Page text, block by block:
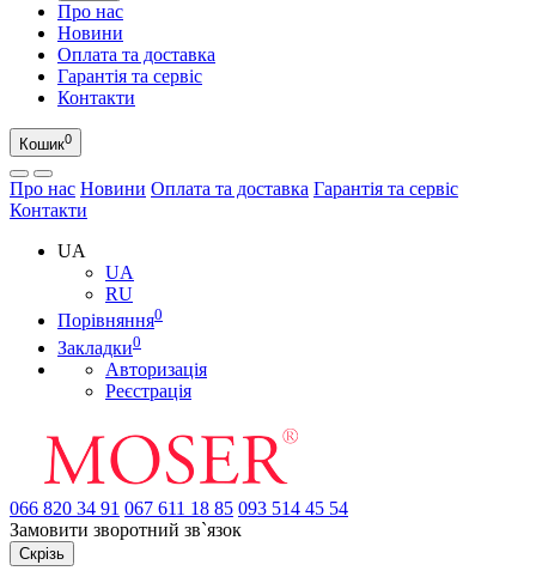
Про нас
Новини
Оплата та доставка
Гарантія та сервіс
Контакти
Кошик0
Про нас Новини Оплата та доставка Гарантія та сервіс
Контакти
UA
UA
RU
Порівняння0
Закладки0
Авторизація
Реєстрація
066 820 34 91 067 611 18 85 093 514 45 54
Замовити зворотний зв`язок
Скрізь